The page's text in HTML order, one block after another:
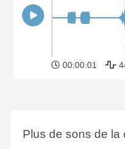
00:00:01
Plus de sons de la